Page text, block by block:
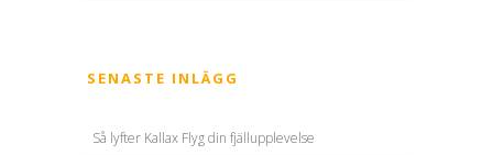
SENASTE INLÄGG
Så lyfter Kallax Flyg din fjällupplevelse